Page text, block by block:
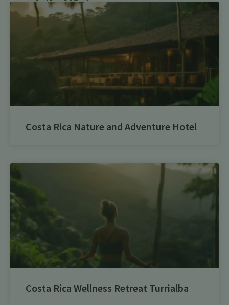
Costa Rica Nature and Adventure Hotel
Costa Rica Wellness Retreat Turrialba